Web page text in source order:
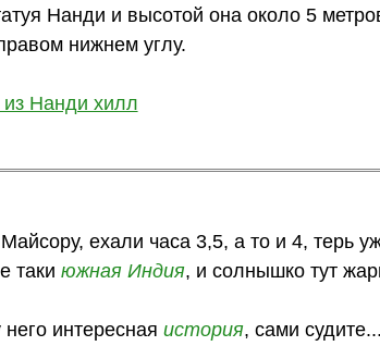
Нанди и высотой она около 5
нижнем углу.
ехали часа 3,5, а то и 4, терь
такиюжная Индия, и солнышко тут
интереснаяистория, сами судите...